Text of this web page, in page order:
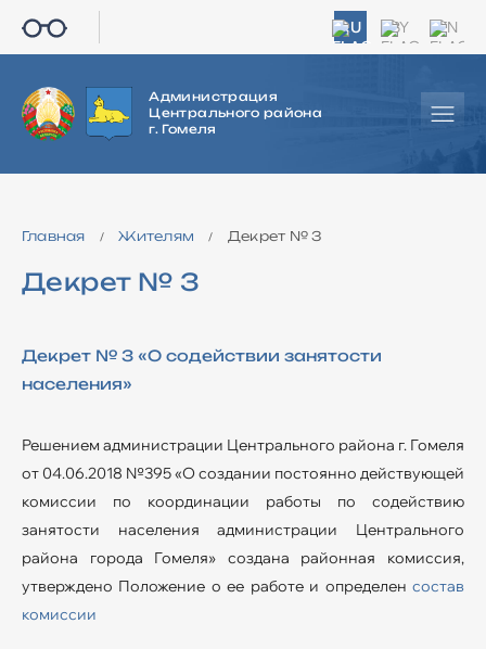
RU BY EN
Администрация
Центрального района
г. Гомеля
Главная / Жителям / Декрет № 3
Декрет № 3
Декрет № 3 «О содействии занятости
населения»
Решением администрации Центрального района г. Гомеля
от 04.06.2018 №395 «О создании постоянно действующей
комиссии по координации работы по содействию
занятости населения администрации Центрального
района города Гомеля» создана районная комиссия,
утверждено Положение о ее работе и определен состав
комиссии